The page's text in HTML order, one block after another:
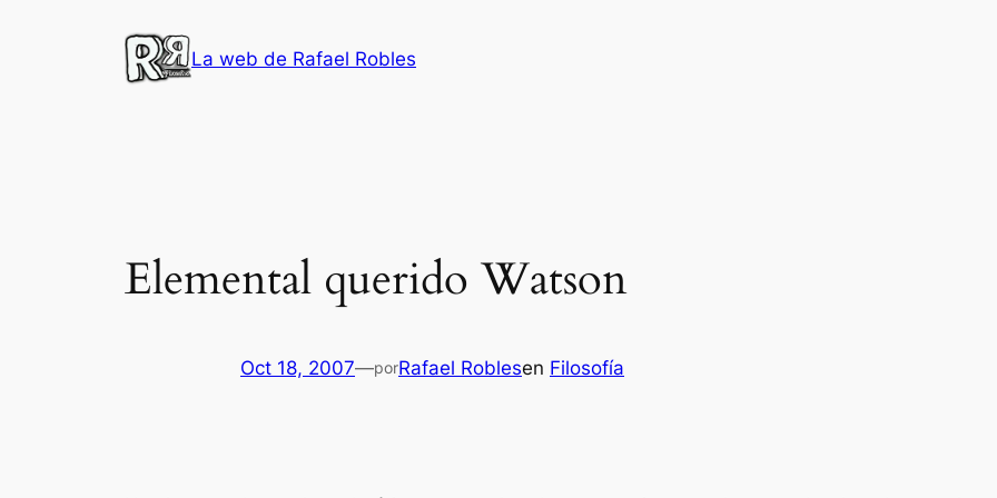
La web de Rafael Robles
Elemental querido Watson
Oct 18, 2007—porRafael Roblesen Filosofía